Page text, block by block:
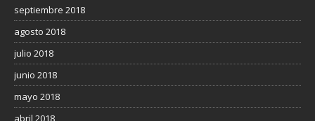
septiembre 2018
agosto 2018
julio 2018
junio 2018
mayo 2018
abril 2018